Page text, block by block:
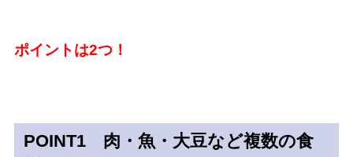
ポイントは2つ！
POINT1 肉・魚・大豆など複数の食